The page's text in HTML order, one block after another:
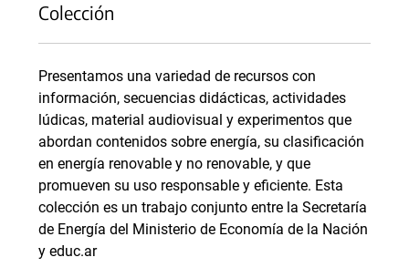
Colección
Presentamos una variedad de recursos con
información, secuencias didácticas, actividades
lúdicas, material audiovisual y experimentos que
abordan contenidos sobre energía, su clasificación
en energía renovable y no renovable, y que
promueven su uso responsable y eficiente. Esta
colección es un trabajo conjunto entre la Secretaría
de Energía del Ministerio de Economía de la Nación
y educ.ar